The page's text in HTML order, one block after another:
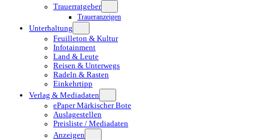
Trauerratgeber
Traueranzeigen
Unterhaltung
Feuilleton & Kultur
Infotainment
Land & Leute
Reisen & Unterwegs
Radeln & Rasten
Einkehrtipp
Verlag & Mediadaten
ePaper Märkischer Bote
Auslagestellen
Preisliste / Mediadaten
Anzeigen